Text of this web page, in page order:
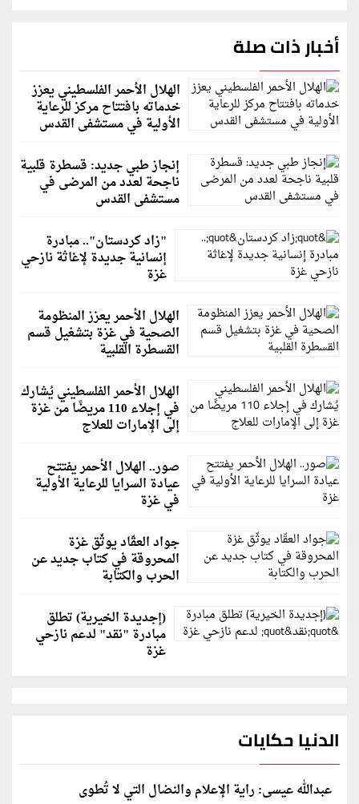
أخبار ذات صلة
الهلال الأحمر الفلسطيني يعزز
خدماته بافتتاح مركز للرعاية
الأولية في مستشفى القدس
إنجاز طبي جديد: قسطرة قلبية
ناجحة لعدد من المرضى في
مستشفى القدس
"زاد كردستان".. مبادرة
إنسانية جديدة لإغاثة نازحي
غزة
الهلال الأحمر يعزز المنظومة
الصحية في غزة بتشغيل قسم
القسطرة القلبية
الهلال الأحمر الفلسطيني يُشارك
في إجلاء 110 مريضًا من غزة
إلى الإمارات للعلاج
صور.. الهلال الأحمر يفتتح
عيادة السرايا للرعاية الأولية
في غزة
جواد العقّاد يوثّق غزة
المحروقة في كتاب جديد عن
الحرب والكتابة
(إجديدة الخيرية) تطلق
مبادرة "نقد" لدعم نازحي
غزة
الدنيا حكايات
عبدالله عيسى: راية الإعلام والنضال التي لا تُطوى